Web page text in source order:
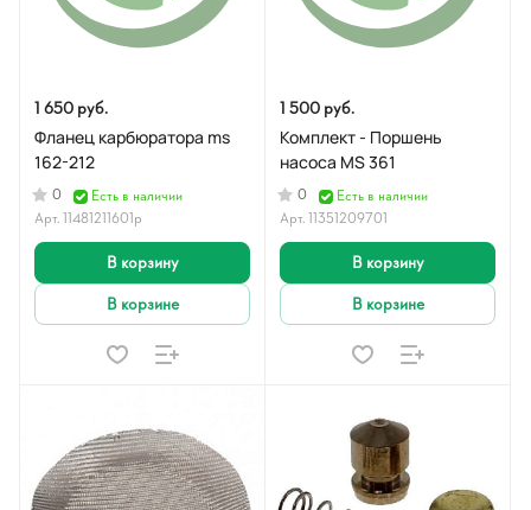
1 650 руб.
Фланец карбюратора ms
162-212
0
Есть в наличии
Арт.11481211601р
В корзину
В корзине
1 500 руб.
Комплект - Поршень
насоса MS 361
0
Есть в наличии
Арт.11351209701
В корзину
В корзине